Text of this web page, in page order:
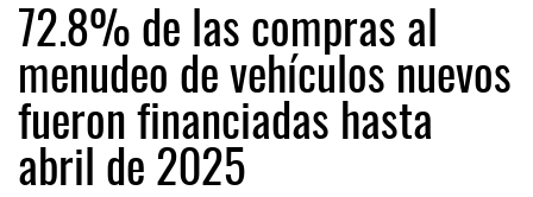
72.8% de las compras al
menudeo de vehículos nuevos
fueron financiadas hasta
abril de 2025